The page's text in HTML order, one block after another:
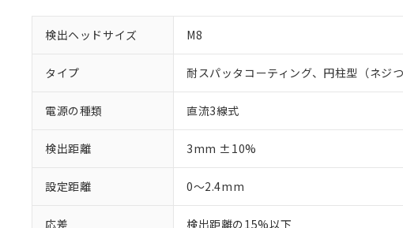
検出ヘッドサイズ M8
タイプ 耐スパッタコーティング、円柱型（ネジ
電源の種類 直流3線式
検出距離 3mm ±10%
設定距離 0～2.4mm
応差 検出距離の15%以下